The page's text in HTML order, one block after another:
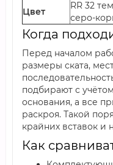
Цвет
RR 32
серо-
Когда
Перед началом
размеры ската,
подбирают с
основания, а все
раскроя. Такой
крайних вставок и
Как